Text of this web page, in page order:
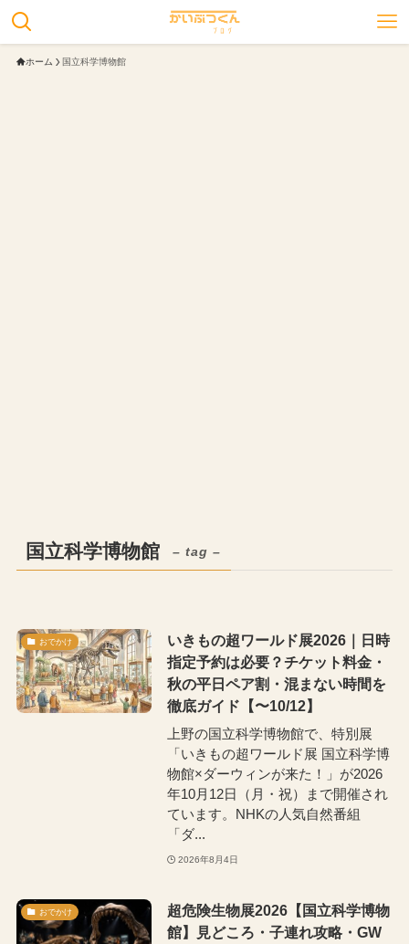
ホーム 国立科学博物館
国立科学博物館 – tag –
おでかけ
いきもの超ワールド展2026｜日時
指定予約は必要？チケット料金・
秋の平日ペア割・混まない時間を
徹底ガイド【〜10/12】
上野の国立科学博物館で、特別展
「いきもの超ワールド展 国立科学博
物館×ダーウィンが来た！」が2026
年10月12日（月・祝）まで開催され
ています。NHKの人気自然番組
「ダ...
2026年8月4日
おでかけ
超危険生物展2026【国立科学博物
館】見どころ・子連れ攻略・GW